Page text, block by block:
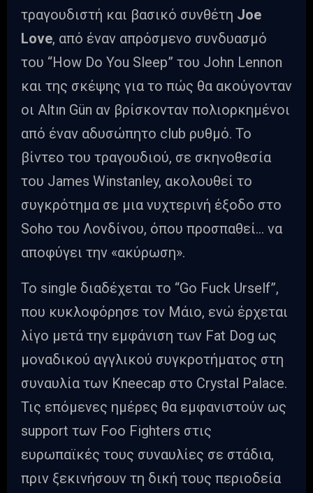
τραγουδιστή και βασικό συνθέτη Joe
Love, από έναν απρόσμενο συνδυασμό
του “How Do You Sleep” του John Lennon
και της σκέψης για το πώς θα ακούγονταν
οι Altın Gün αν βρίσκονταν πολιορκημένοι
από έναν αδυσώπητο club ρυθμό. Το
βίντεο του τραγουδιού, σε σκηνοθεσία
του James Winstanley, ακολουθεί το
συγκρότημα σε μια νυχτερινή έξοδο στο
Soho του Λονδίνου, όπου προσπαθεί… να
αποφύγει την «ακύρωση».
Το single διαδέχεται το “Go Fuck Urself”,
που κυκλοφόρησε τον Μάιο, ενώ έρχεται
λίγο μετά την εμφάνιση των Fat Dog ως
μοναδικού αγγλικού συγκροτήματος στη
συναυλία των Kneecap στο Crystal Palace.
Τις επόμενες ημέρες θα εμφανιστούν ως
support των Foo Fighters στις
ευρωπαϊκές τους συναυλίες σε στάδια,
πριν ξεκινήσουν τη δική τους περιοδεία